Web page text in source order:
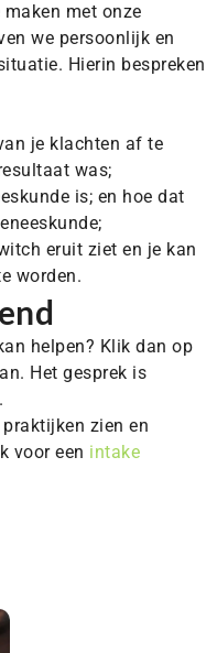
met onze
we persoonlijk en
Hierin bespreken
je klachten af te
was;
is; en hoe dat
eruit ziet en je kan
worden.
helpen? Klik dan op
Het gesprek is
zien en
voor een intake